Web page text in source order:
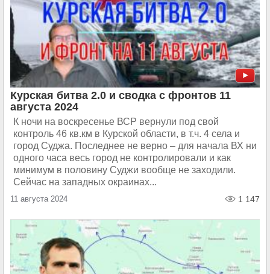
Курская битва 2.0 и сводка с фронтов 11
августа 2024
К ночи на воскресенье ВСР вернули под свой
контроль 46 кв.км в Курской области, в т.ч. 4 села и
город Суджа. Последнее не верно – для начала ВХ ни
одного часа весь город не контролировали и как
минимум в половину Суджи вообще не заходили.
Сейчас на западных окраинах...
11 августа 2024 1 147